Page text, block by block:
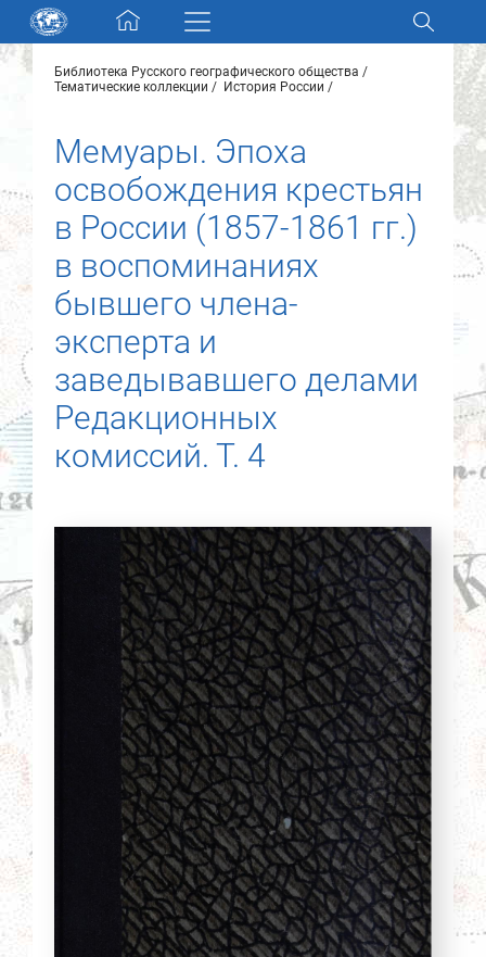
Skip navigation
Разделы и коллекции
Электронный каталог
Новости
О нас
Контакты
Партнеры
Найти
Библиотека Русского географического общества
Тематические коллекции
История России
Мемуары. Эпоха
освобождения крестьян
в России (1857-1861 гг.)
в воспоминаниях
бывшего члена-
эксперта и
заведывавшего делами
Редакционных
комиссий. Т. 4